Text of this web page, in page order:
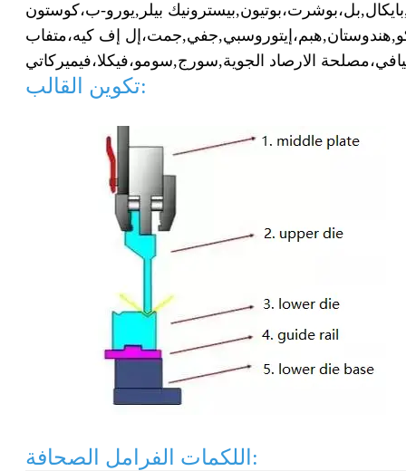
بايكال,بل،بوشرت،بوتيون,بيسترونيك بيلر,يورو-ب،
هندوستان,هبم، إيتوروسبي,جفي,جمت، إل إف كيه،
مصلحة الارصاد الجوية,سورج,سومو،فيكلا،
تكوين القالب:
اللكمات الفرامل الصحافة: